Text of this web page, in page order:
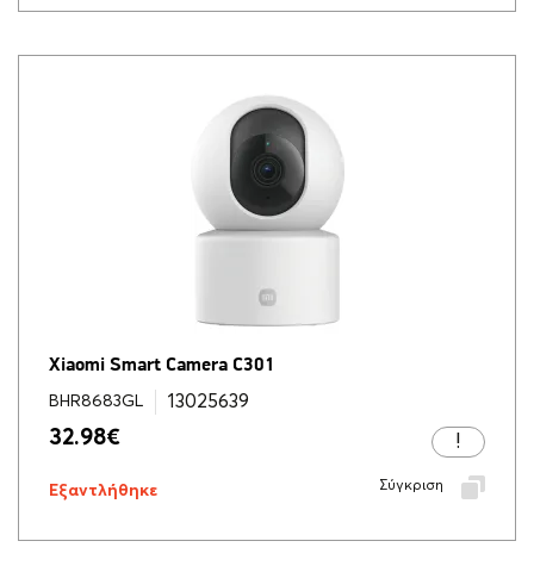
Xiaomi Smart Camera C301
BHR8683GL 13025639
32.98€
Εξαντλήθηκε Σύγκριση